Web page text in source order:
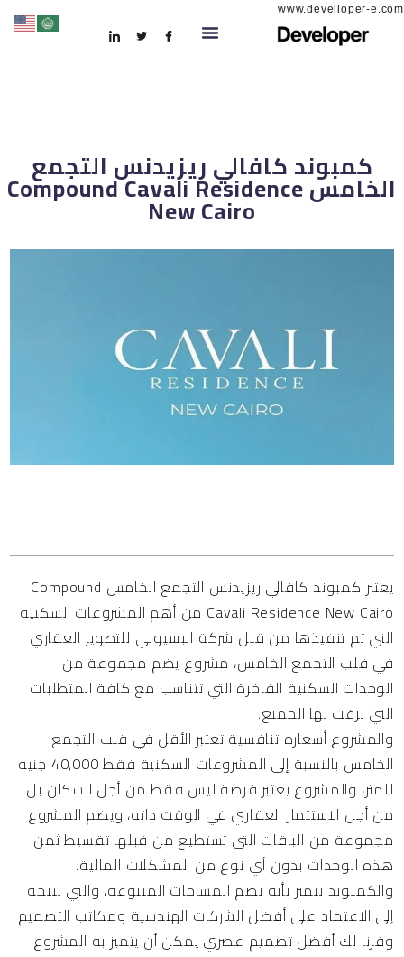
www.develloper-e.com
كمبوند كافالي ريزيدنس التجمع
الخامس Compound Cavali Residence
New Cairo
يعتبر كمبوند كافالي ريزيدنس التجمع الخامس Compound
Cavali Residence New Cairo من أهم المشروعات السكنية
التي تم تنفيذها من قبل شركة البسيوني للتطوير العقاري
في قلب التجمع الخامس، مشروع يضم مجموعة من
الوحدات السكنية الفاخرة التي تتناسب مع كافة المتطلبات
التي يرغب بها الجميع.
والمشروع أسعاره تنافسية تعتبر الأقل في قلب التجمع
الخامس بالنسبة إلى المشروعات السكنية فقط 40,000 جنيه
للمتر، والمشروع يعتبر فرصة ليس فقط من أجل السكان بل
من أجل الاستثمار العقاري في الوقت ذاته، ويضم المشروع
مجموعة من الباقات التي تستطيع من قبلها تقسيط ثمن
هذه الوحدات بدون أي نوع من المشكلات المالية.
والكمبوند يتميز بأنه يضم المساحات المتنوعة، والتي نتيجة
إلى الاعتماد على أفضل الشركات الهندسية ومكاتب التصميم
وفرنا لك أفضل تصميم عصري يمكن أن يتميز به المشروع